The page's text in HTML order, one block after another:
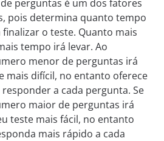
perguntas é um dos fatores
pois determina quanto tempo
o teste. Quanto mais
tempo irá levar. Ao
menor de perguntas irá
mais difícil, no entanto oferece
a cada pergunta. Se
maior de perguntas irá
teste mais fácil, no entanto
mais rápido a cada